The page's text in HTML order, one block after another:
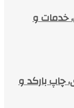
خدمات و
چاپ بارکد و